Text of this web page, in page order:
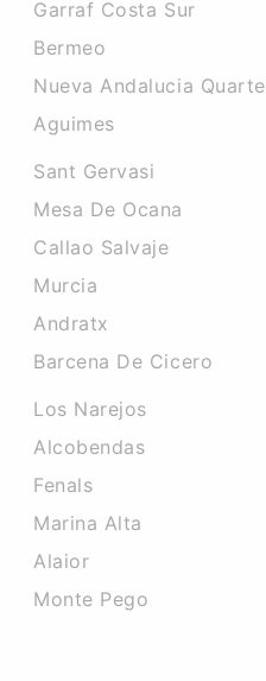
Garraf Costa Sur
Bermeo
Nueva Andalucia
Aguimes
Sant Gervasi
Mesa De Ocana
Callao Salvaje
Murcia
Andratx
Barcena De Cicero
Los Narejos
Alcobendas
Fenals
Marina Alta
Alaior
Monte Pego